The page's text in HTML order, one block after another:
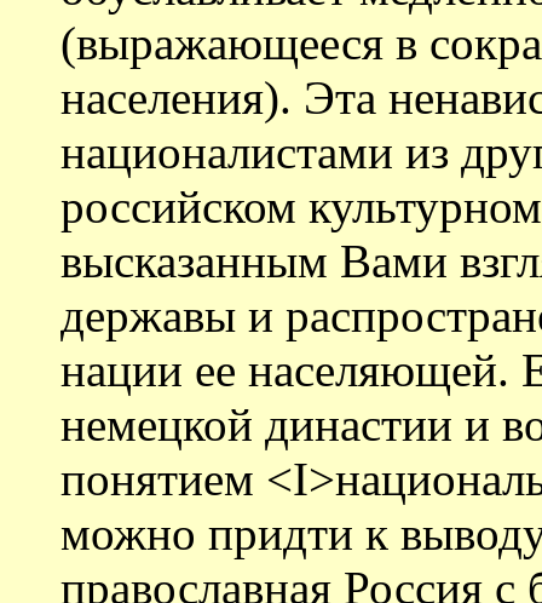
(выражающееся в
населения). Эта
националистами из
российском
высказанным Вами
державы и
нации ее населяющей.
немецкой династии и
понятием
можно придти к
православная Россия